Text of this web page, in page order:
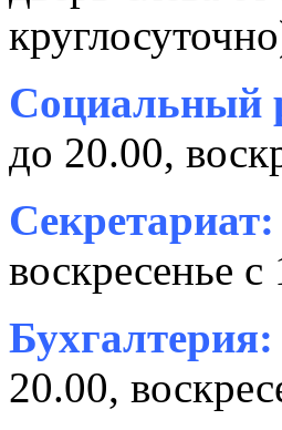
Социальный
до 20.00,
Секретариат:
воскресенье
Бухгалтерия:
20.00,